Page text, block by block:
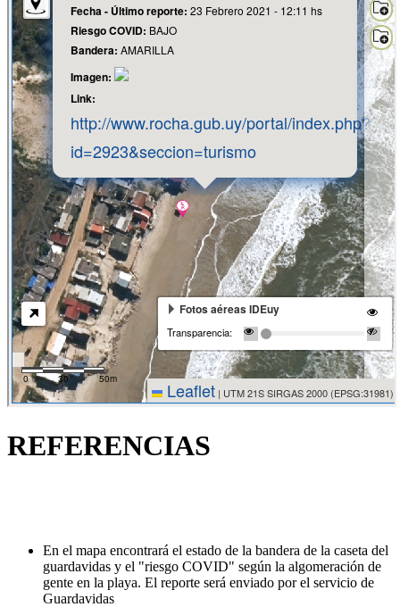
REFERENCIAS
En el mapa encontrará el estado de la bandera de la caseta del
guardavidas y el "riesgo COVID" según la algomeración de
gente en la playa. El reporte será enviado por el servicio de
Guardavidas